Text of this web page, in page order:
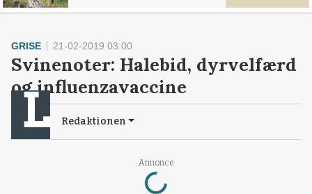
Annonce
Loading...
GRISE 21-02-2019 03:00
Svinenoter: Halebid, dyrvelfærd
og influenzavaccine
Redaktionen